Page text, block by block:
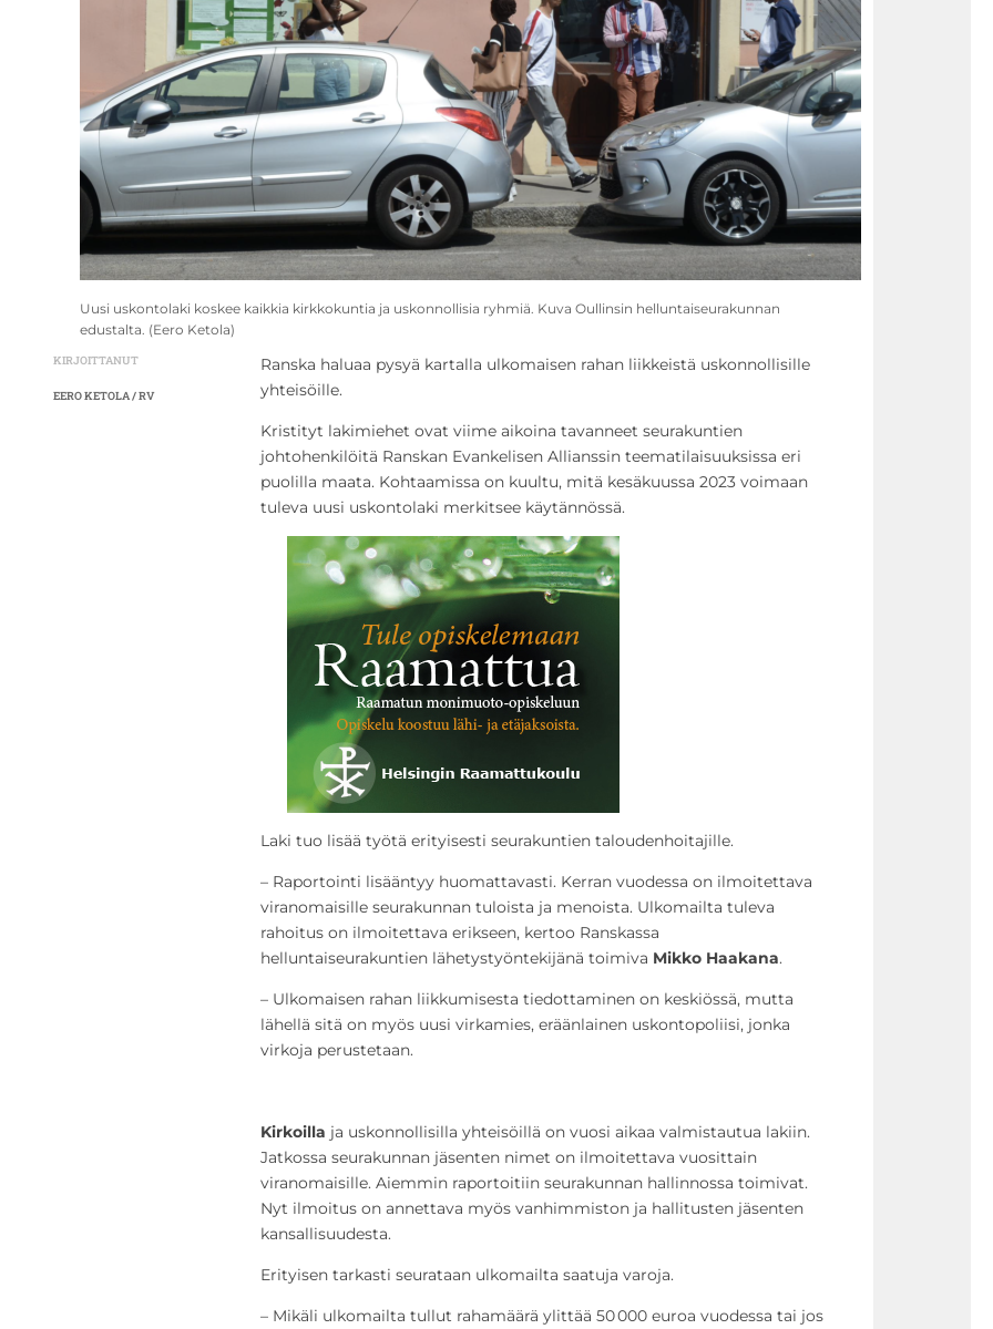
Uusi uskontolaki koskee kaikkia kirkkokuntia ja uskonnollisia ryhmiä. Kuva Oullinsin helluntaiseurakunnan
edustalta. (Eero Ketola)
KIRJOITTANUT
EERO KETOLA / RV
Ranska haluaa pysyä kartalla ulkomaisen rahan liikkeistä uskonnollisille
yhteisöille.
Kristityt lakimiehet ovat viime aikoina tavanneet seurakuntien
johtohenkilöitä Ranskan Evankelisen Allianssin teematilaisuuksissa eri
puolilla maata. Kohtaamissa on kuultu, mitä kesäkuussa 2023 voimaan
tuleva uusi uskontolaki merkitsee käytännössä.
Laki tuo lisää työtä erityisesti seurakuntien taloudenhoitajille.
– Raportointi lisääntyy huomattavasti. Kerran vuodessa on ilmoitettava
viranomaisille seurakunnan tuloista ja menoista. Ulkomailta tuleva
rahoitus on ilmoitettava erikseen, kertoo Ranskassa
helluntaiseurakuntien lähetystyöntekijänä toimiva Mikko Haakana.
– Ulkomaisen rahan liikkumisesta tiedottaminen on keskiössä, mutta
lähellä sitä on myös uusi virkamies, eräänlainen uskontopoliisi, jonka
virkoja perustetaan.
Kirkoilla ja uskonnollisilla yhteisöillä on vuosi aikaa valmistautua lakiin.
Jatkossa seurakunnan jäsenten nimet on ilmoitettava vuosittain
viranomaisille. Aiemmin raportoitiin seurakunnan hallinnossa toimivat.
Nyt ilmoitus on annettava myös vanhimmiston ja hallitusten jäsenten
kansallisuudesta.
Erityisen tarkasti seurataan ulkomailta saatuja varoja.
– Mikäli ulkomailta tullut rahamäärä ylittää 50 000 euroa vuodessa tai jos